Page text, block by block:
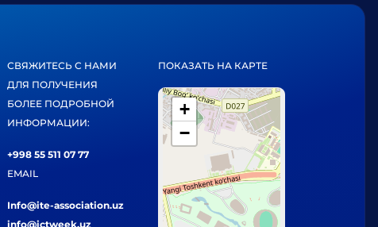
СВЯЖИТЕСЬ С НАМИ
ДЛЯ ПОЛУЧЕНИЯ
БОЛЕЕ ПОДРОБНОЙ
ИНФОРМАЦИИ:
+998 55 511 07 77
EMAIL
Info@ite-association.uz
info@ictweek.uz
ПОКАЗАТЬ НА КАРТЕ
+
−